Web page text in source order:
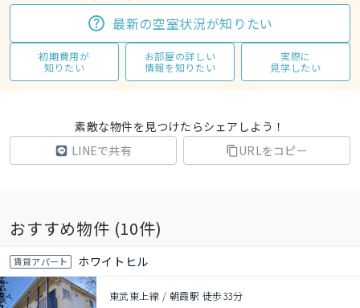
最新の空室状況が知りたい
初期費用が
知りたい
お部屋の詳しい
情報を知りたい
実際に
見学したい
素敵な物件を見つけたらシェアしよう！
LINEで共有
URLをコピー
おすすめ物件 (10件)
賃貸アパート ホワイトヒル
東武東上線 / 朝霞駅 徒歩33分